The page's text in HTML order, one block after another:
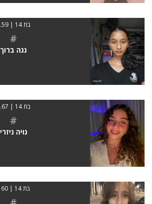
בת 14 | 1.59
#
נגה ברוך
בת 14 | 1.67
#
נויה ניזרי
בת 14 | 160